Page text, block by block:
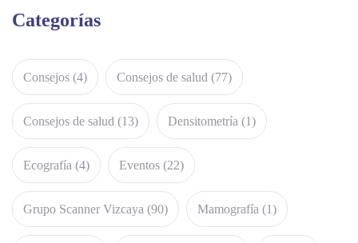
Categorías
Consejos (4) Consejos de salud (77)
Consejos de salud (13) Densitometría (1)
Ecografía (4) Eventos (22)
Grupo Scanner Vizcaya (90) Mamografía (1)